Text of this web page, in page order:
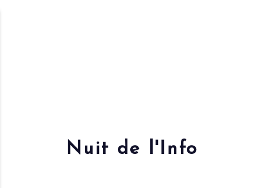
Nuit de l'Info